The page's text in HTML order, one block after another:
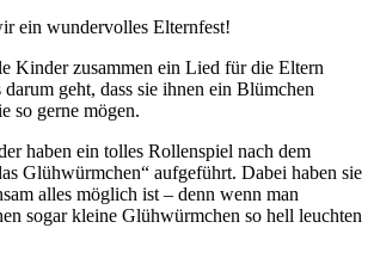
ein wundervolles Elternfest!
Kinder zusammen ein Lied für die Eltern
darum geht, dass sie ihnen ein Blümchen
so gerne mögen.
haben ein tolles Rollenspiel nach dem
Glühwürmchen“ aufgeführt. Dabei haben sie
alles möglich ist – denn wenn man
sogar kleine Glühwürmchen so hell leuchten